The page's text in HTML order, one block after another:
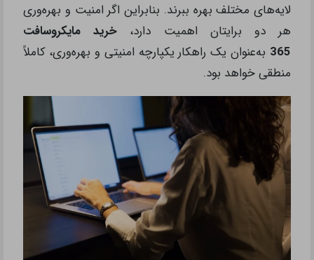
لایه‌های مختلف بهره ببرند. بنابراین اگر امنیت و بهره‌وری
هر دو برایتان اهمیت دارد، خرید مایکروسافت
365 به‌عنوان یک راهکار یکپارچه امنیتی و بهره‌وری، کاملاً
منطقی خواهد بود.